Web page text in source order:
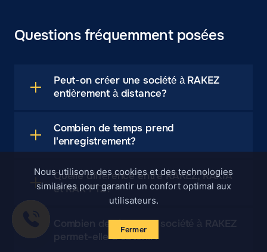
Questions fréquemment posées
Peut-on créer une société à RAKEZ
entièrement à distance?
Combien de temps prend
l'enregistrement?
Quelle différence entre RAKEZ, RAKIA
et RAK FTZ?
Combien de visas une société à RAKEZ
permet-elle d'obtenir?
Nous utilisons des cookies et des technologies
similaires pour garantir un confort optimal aux
utilisateurs.
Fermer